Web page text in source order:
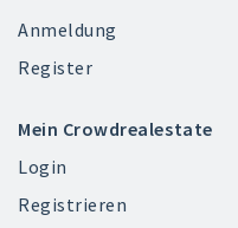
Anmeldung
Register
Mein Crowdrealestate
Login
Registrieren